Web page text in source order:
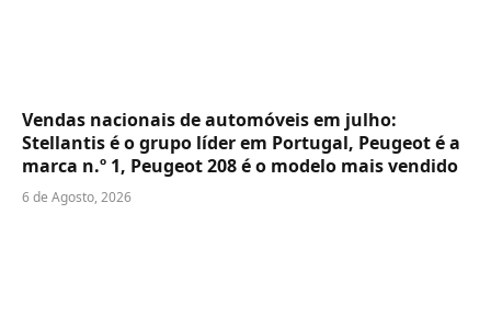
Vendas nacionais de automóveis em julho:
Stellantis é o grupo líder em Portugal, Peugeot é a
marca n.º 1, Peugeot 208 é o modelo mais vendido
6 de Agosto, 2026